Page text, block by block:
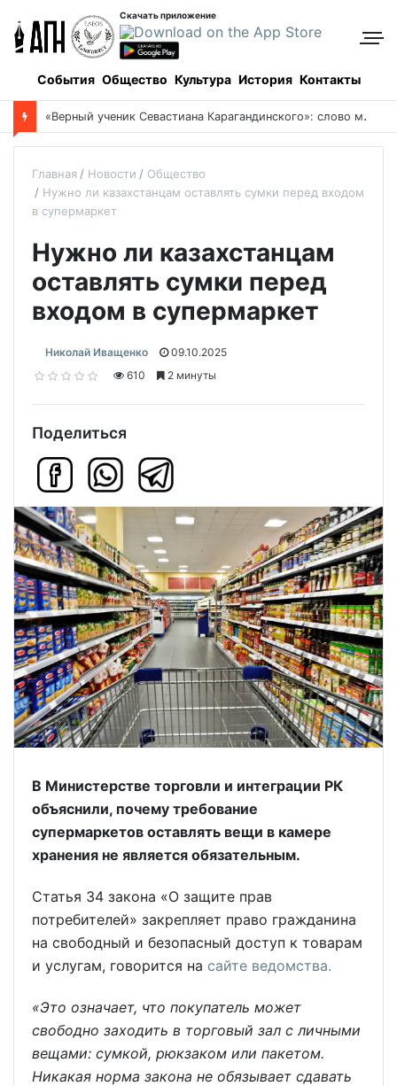
Скачать приложение
События Общество Культура История Контакты
«Верный ученик Севастиана Карагандинского»: слово митрополита Александра о почившем схиархимандрите Пахомии
Главная Новости
Общество
Нужно ли казахстанцам оставлять сумки перед входом
в супермаркет
Нужно ли казахстанцам
оставлять сумки перед
входом в супермаркет
Николай Иващенко
09.10.2025
610
2 минуты
Поделиться
В Министерстве торговли и интеграции РК
объяснили, почему требование
супермаркетов оставлять вещи в камере
хранения не является обязательным.
Статья 34 закона «О защите прав
потребителей» закрепляет право гражданина
на свободный и безопасный доступ к товарам
и услугам, говорится на сайте ведомства.
«Это означает, что покупатель может
свободно заходить в торговый зал с личными
вещами: сумкой, рюкзаком или пакетом.
Никакая норма закона не обязывает сдавать